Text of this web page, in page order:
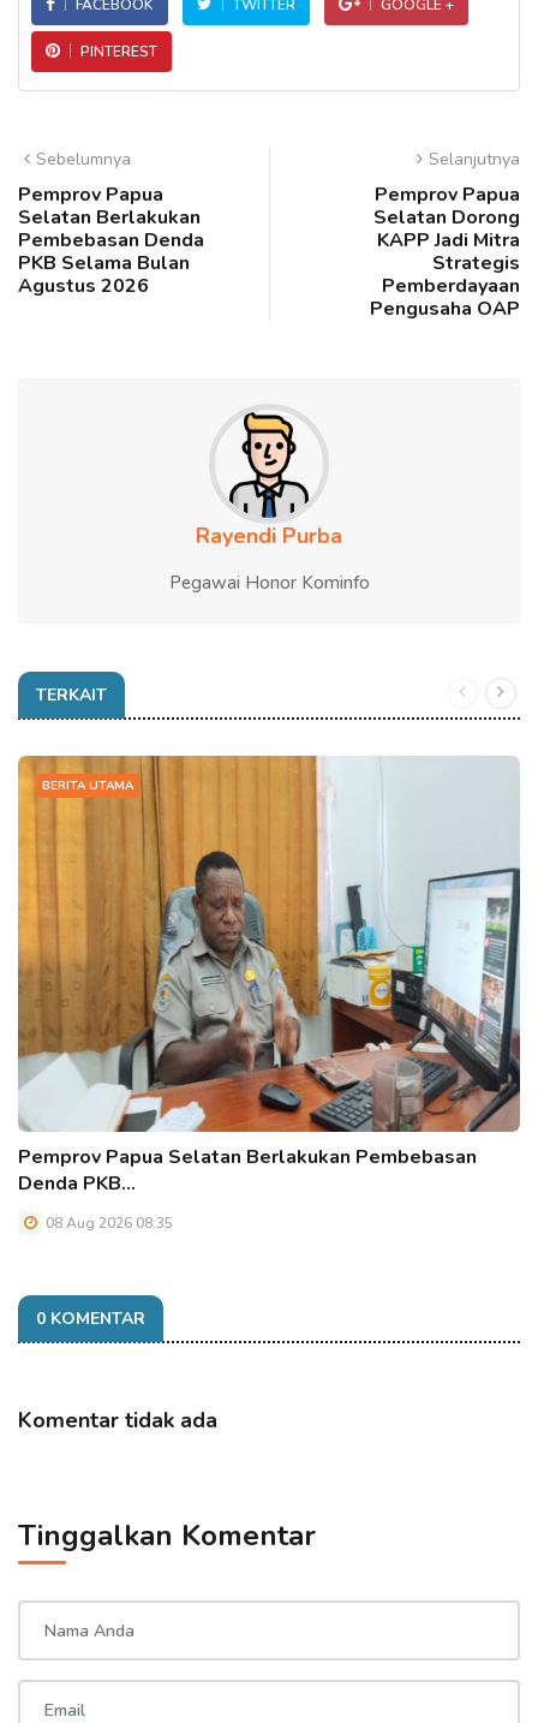
FACEBOOK TWITTER GOOGLE +
PINTEREST
Sebelumnya
Pemprov Papua
Selatan Berlakukan
Pembebasan Denda
PKB Selama Bulan
Agustus 2026
Selanjutnya
Pemprov Papua
Selatan Dorong
KAPP Jadi Mitra
Strategis
Pemberdayaan
Pengusaha OAP
Rayendi Purba
Pegawai Honor Kominfo
TERKAIT
BERITA UTAMA
Pemprov Papua Selatan Berlakukan Pembebasan
Denda PKB…
08 Aug 2026 08:35
0 KOMENTAR
Komentar tidak ada
Tinggalkan Komentar